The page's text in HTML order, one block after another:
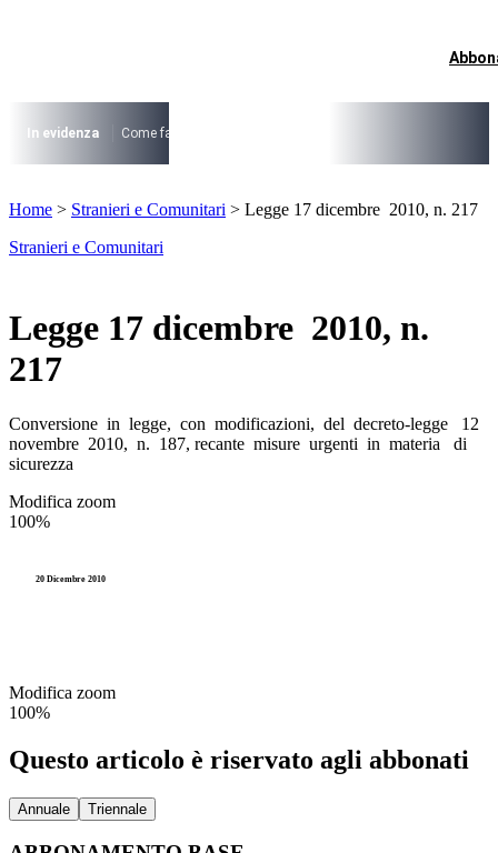
I più cercati
Lorem ipsum dolor sit amet consectetur
In evidenza Come fare per …
Lorem ipsum dolor sit amet consectetur
Home > Stranieri e Comunitari > Legge 17 dicembre 2010, n. 217
Stranieri e Comunitari
Legge 17 dicembre 2010, n.
217
Conversione in legge, con modificazioni, del decreto-legge 12
novembre 2010, n. 187, recante misure urgenti in materia di
sicurezza
Modifica zoom
100%
20 Dicembre 2010
Modifica zoom
100%
Questo articolo è riservato agli abbonati
Annuale Triennale